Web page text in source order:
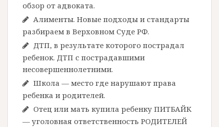
обзор от адвоката.
Алименты. Новые подходы и стандарты
разбираем в Верховном Суде РФ.
ДТП, в результате которого пострадал
ребенок. ДТП с пострадавшими
несовершеннолетними.
Школа — место где нарушают права
ребенка и родителей.
Отец или мать купила ребенку ПИТБАЙК
— уголовная ответственность РОДИТЕЛЕЙ